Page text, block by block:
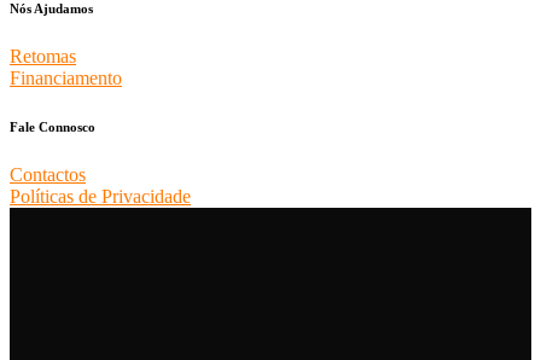
Nós Ajudamos
Retomas
Financiamento
Fale Connosco
Contactos
Políticas de Privacidade